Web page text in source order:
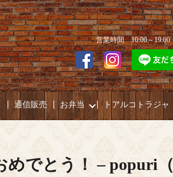
営業時間 10:00～
通信販売 お弁当 トアルコトラジャ
でとう！ – popuri（